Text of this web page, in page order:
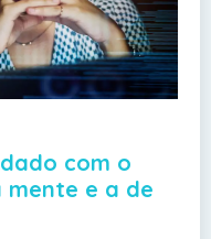
com o
mente e a de